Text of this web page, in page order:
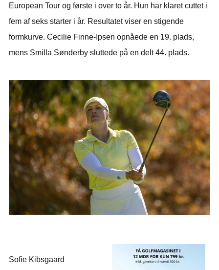
European Tour og første i over to år. Hun har klaret cuttet i
fem af seks starter i år. Resultatet viser en stigende
formkurve. Cecilie Finne-Ipsen opnåede en 19. plads,
mens Smilla Sønderby sluttede på en delt 44. plads.
Sofie Kibsgaard